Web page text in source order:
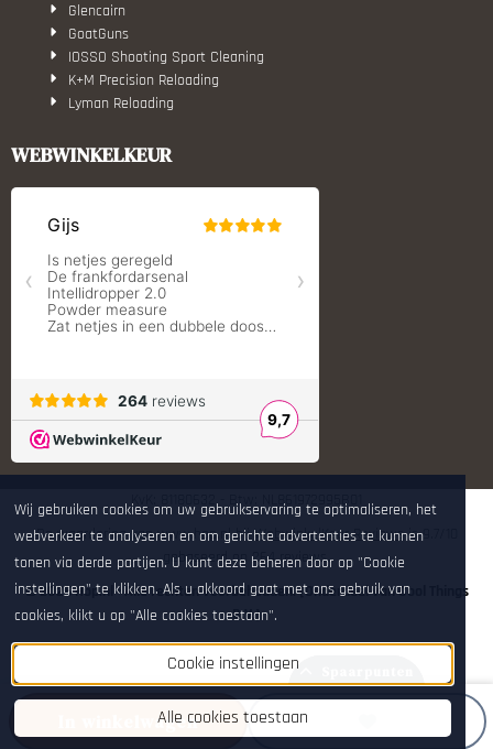
In winkelwagen
Glencairn
GoatGuns
IOSSO Shooting Sport Cleaning
K+M Precision Reloading
Lyman Reloading
Monstrum Tactical
S.T. Dupont
Shooters Global
Shooting Technology - Reloading
SleipnerX Bipods
SuperTrickler
Tier One Bipods
True Flite
Ugly Reloading - Derraco Enginee
Vortex Optics
WEBWINKELKEUR
KvK: 81180632 - Btw: NL861972995B01
De waardering van www.hop.nl bijWebwinkelKeur Reviewsis 9.7/10
gebaseerd op 264 reviews.
© 2026 Hop.nl - Alle rechten voorbehouden. [Onderdeel van Cool Things
B.V.]
Wij gebruiken cookies om uw gebruikservaring te optimaliseren, het
webverkeer te analyseren en om gerichte advertenties te kunnen
tonen via derde partijen. U kunt deze beheren door op "Cookie
instellingen" te klikken. Als u akkoord gaat met ons gebruik van
cookies, klikt u op "Alle cookies toestaan".
Cookie instellingen
Alle cookies toestaan